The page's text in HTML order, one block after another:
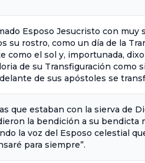
Esposo Jesucristo con muy
su rostro, como un día de la
como el sol y, importunada,
de su Transfiguración como
de sus apóstoles se
que estaban con la sierva de
la bendición a su bendicta
la voz del Esposo celestial
para siempre”.